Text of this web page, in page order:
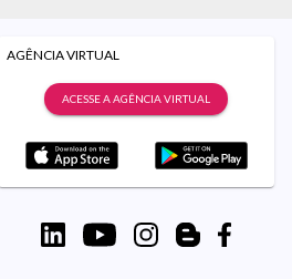
AGÊNCIA VIRTUAL
ACESSE A AGÊNCIA VIRTUAL